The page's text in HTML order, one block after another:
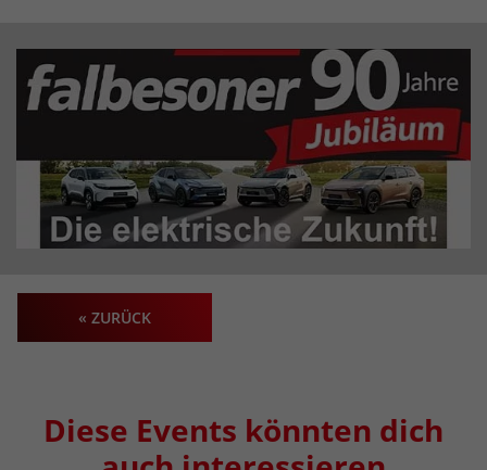
« ZURÜCK
Diese Events könnten dich